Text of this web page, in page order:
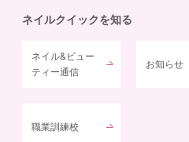
ネイルクイックを知る
ネイル&ビュー
ティー通信
お知らせ
職業訓練校